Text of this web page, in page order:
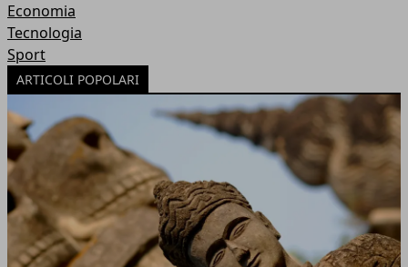
Economia
Tecnologia
Sport
ARTICOLI POPOLARI